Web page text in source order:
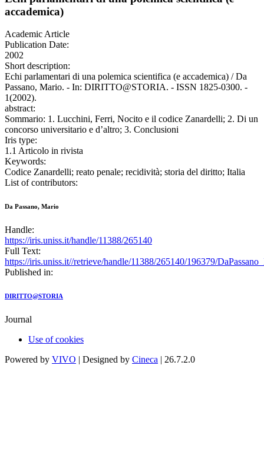
accademica)
Academic Article
Publication Date:
2002
Short description:
Echi parlamentari di una polemica scientifica (e accademica) / Da
Passano, Mario. - In: DIRITTO@STORIA. - ISSN 1825-0300. -
1(2002).
abstract:
Sommario: 1. Lucchini, Ferri, Nocito e il codice Zanardelli; 2. Di un
concorso universitario e d’altro; 3. Conclusioni
Iris type:
1.1 Articolo in rivista
Keywords:
Codice Zanardelli; reato penale; recidività; storia del diritto; Italia
List of contributors:
Da Passano, Mario
Handle:
https://iris.uniss.it/handle/11388/265140
Full Text:
https://iris.uniss.it//retrieve/handle/11388/265140/196379/
Published in:
DIRITTO@STORIA
Journal
Use of cookies
Powered by VIVO | Designed by Cineca | 26.7.2.0